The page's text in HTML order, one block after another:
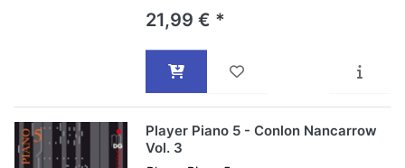
21,99 € *
Player Piano 5 - Conlon Nancarrow
Vol. 3